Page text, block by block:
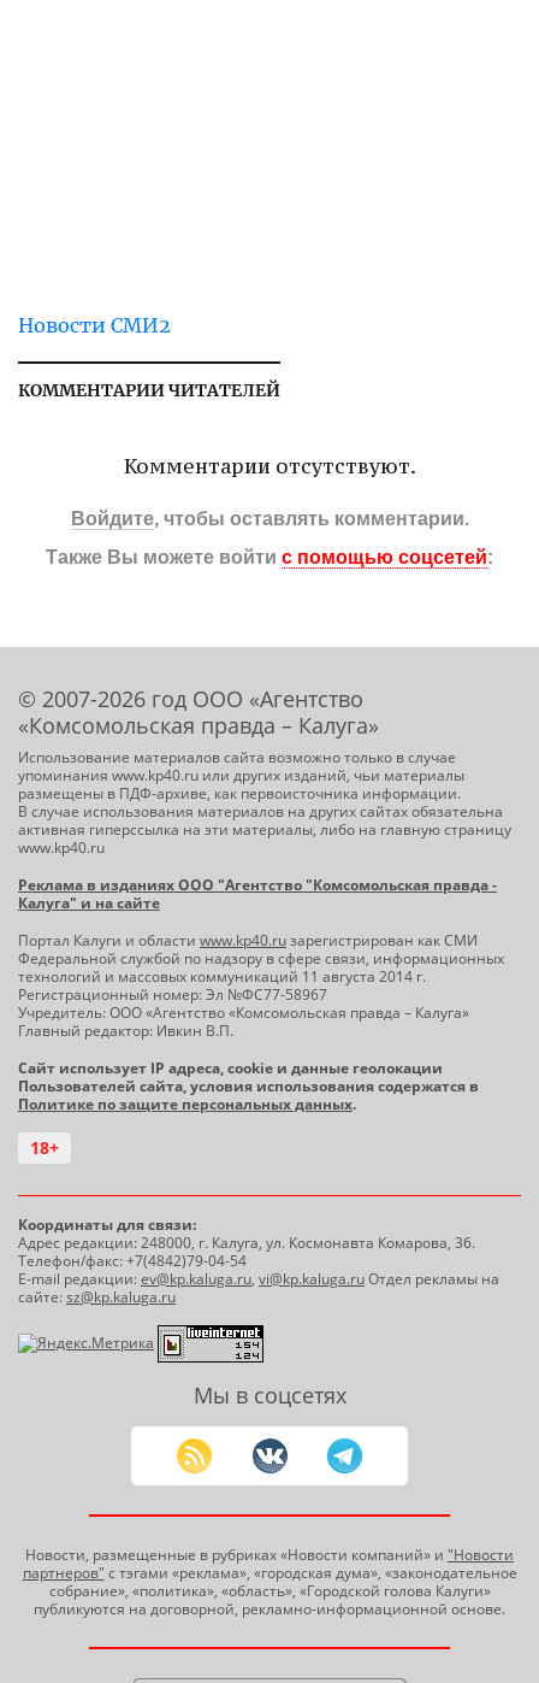
Новости СМИ2
КОММЕНТАРИИ ЧИТАТЕЛЕЙ
Комментарии отсутствуют.
Войдите, чтобы оставлять комментарии.
Также Вы можете войти с помощью соцсетей:
© 2007-2026 год ООО «Агентство
«Комсомольская правда – Калуга»
Использование материалов сайта возможно только в случае
упоминания www.kp40.ru или других изданий, чьи материалы
размещены в ПДФ-архиве, как первоисточника информации.
В случае использования материалов на других сайтах обязательна
активная гиперссылка на эти материалы, либо на главную страницу
www.kp40.ru
Реклама в изданиях ООО "Агентство "Комсомольская правда -
Калуга" и на сайте
Портал Калуги и области www.kp40.ruзарегистрирован как СМИ
Федеральной службой по надзору в сфере связи, информационных
технологий и массовых коммуникаций 11 августа 2014 г.
Регистрационный номер: Эл №ФС77-58967
Учредитель: ООО «Агентство «Комсомольская правда – Калуга»
Главный редактор: Ивкин В.П.
Сайт использует IP адреса, cookie и данные геолокации
Пользователей сайта, условия использования содержатся в
Политике по защите персональных данных.
18+
Координаты для связи:
Адрес редакции: 248000, г. Калуга, ул. Космонавта Комарова, 36.
Телефон/факс: +7(4842)79-04-54
E-mail редакции:ev@kp.kaluga.ru, vi@kp.kaluga.ruОтдел рекламы на
сайте:sz@kp.kaluga.ru
Мы в соцсетях
Новости, размещенные в рубриках «Новости компаний» и "Новости
партнеров" с тэгами «реклама», «городская дума», «законодательное
собрание», «политика», «область», «Городской голова Калуги»
публикуются на договорной, рекламно-информационной основе.